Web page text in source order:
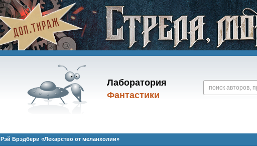
Лаборатория
Фантастики
Рэй Брэдбери «Лекарство от меланхолии»